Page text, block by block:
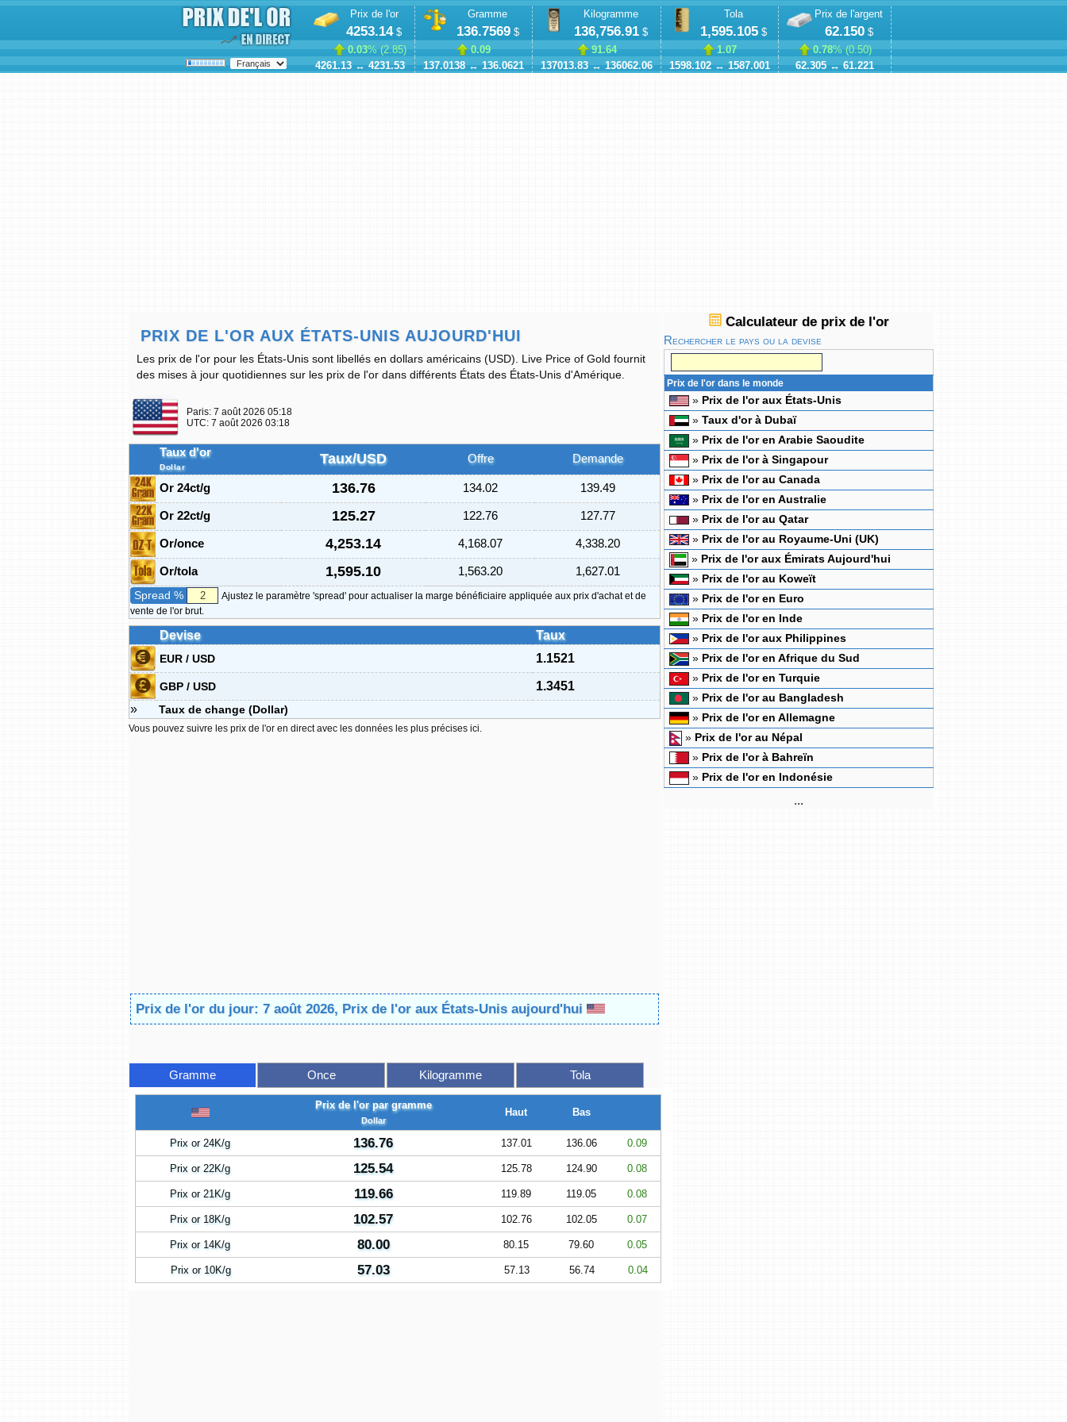
Prix de l'or
4253.14$
0.03% (2.85)
4261.13 ↔ 4231.53
Gramme
136.7569$
0.09
137.0138 ↔ 136.0621
Kilogramme
136,756.91$
91.64
137013.83 ↔ 136062.06
Tola
1,595.105 $
1.07
1598.102 ↔ 1587.001
Prix de l'argent
62.150$
0.78% (0.50)
62.305 ↔ 61.221
PRIX DE L'OR AUX ÉTATS-UNIS AUJOURD'HUI
Les prix de l'or pour les États-Unis sont libellés en dollars américains (USD). Live Price of Gold fournit
des mises à jour quotidiennes sur les prix de l'or dans différents États des États-Unis d'Amérique.
Paris: 7 août 2026 05:18
UTC: 7 août 2026 03:18
Taux d'or
Dollar
Taux/USD Offre Demande
Or 24ct/g 136.76 134.02 139.49
Or 22ct/g 125.27 122.76 127.77
Or/once 4,253.14 4,168.07 4,338.20
Or/tola 1,595.10 1,563.20 1,627.01
Spread %
Ajustez le paramètre 'spread' pour actualiser la marge bénéficiaire appliquée aux prix d'achat et de
vente de l'or brut.
Devise Taux
EUR / USD 1.1521
GBP / USD
1.3451
»
Taux de change (Dollar)
Vous pouvez suivre les prix de l'or en direct avec les données les plus précises ici.
Prix de l'or du jour: 7 août 2026, Prix de l'or aux États-Unis aujourd'hui
Gramme Once Kilogramme Tola
Prix de l'or par gramme
Dollar
Haut Bas
Prix or 24K/g 136.76 137.01 136.06 0.09
Prix or 22K/g 125.54 125.78 124.90 0.08
Prix or 21K/g 119.66 119.89 119.05 0.08
Prix or 18K/g 102.57 102.76 102.05 0.07
Prix or 14K/g 80.00 80.15 79.60 0.05
Prix or 10K/g 57.03 57.13 56.74 0.04
Calculateur de prix de l'or
Rechercher le pays ou la devise
Prix de l'or dans le monde
» Prix de l'or aux États-Unis
» Taux d'or à Dubaï
» Prix de l'or en Arabie Saoudite
» Prix de l'or à Singapour
» Prix de l'or au Canada
» Prix de l'or en Australie
» Prix de l'or au Qatar
» Prix de l'or au Royaume-Uni (UK)
» Prix de l'or aux Émirats Aujourd'hui
» Prix de l'or au Koweït
» Prix de l'or en Euro
» Prix de l'or en Inde
» Prix de l'or aux Philippines
» Prix de l'or en Afrique du Sud
» Prix de l'or en Turquie
» Prix de l'or au Bangladesh
» Prix de l'or en Allemagne
» Prix de l'or au Népal
» Prix de l'or à Bahreïn
» Prix de l'or en Indonésie
...